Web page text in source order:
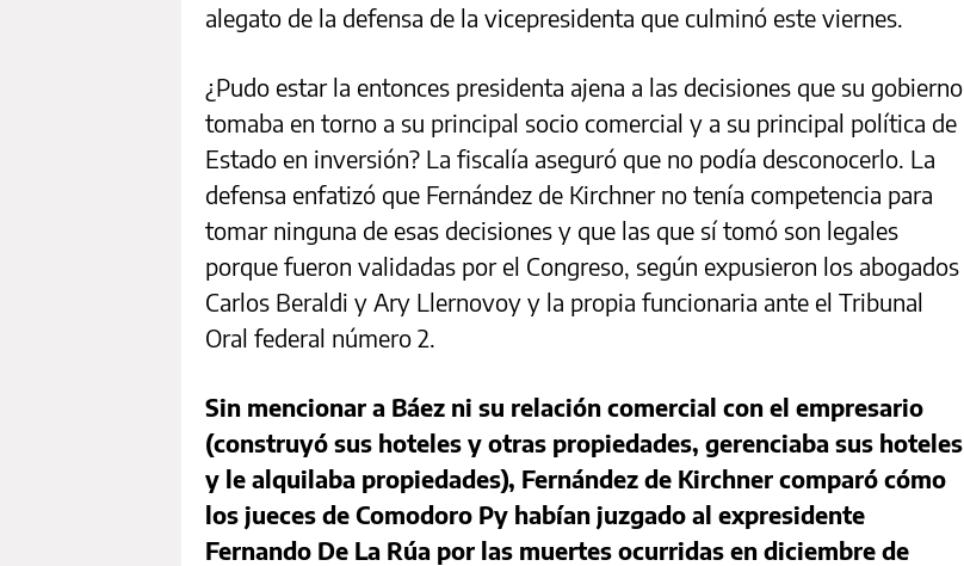
alegato de la defensa de la vicepresidenta que culminó este viernes.
¿Pudo estar la entonces presidenta ajena a las decisiones que su gobierno
tomaba en torno a su principal socio comercial y a su principal política de
Estado en inversión? La fiscalía aseguró que no podía desconocerlo. La
defensa enfatizó que Fernández de Kirchner no tenía competencia para
tomar ninguna de esas decisiones y que las que sí tomó son legales
porque fueron validadas por el Congreso, según expusieron los abogados
Carlos Beraldi y Ary Llernovoy y la propia funcionaria ante el Tribunal
Oral federal número 2.
Sin mencionar a Báez ni su relación comercial con el empresario
(construyó sus hoteles y otras propiedades, gerenciaba sus hoteles
y le alquilaba propiedades), Fernández de Kirchner comparó cómo
los jueces de Comodoro Py habían juzgado al expresidente
Fernando De La Rúa por las muertes ocurridas en diciembre de